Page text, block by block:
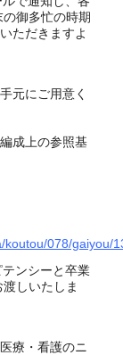
御多忙の時期
ただきますよ
元にご用意く
成上の参照基
koutou/078/gaiyou/
ンシーと卒業
しいたしま
療・看護のニ